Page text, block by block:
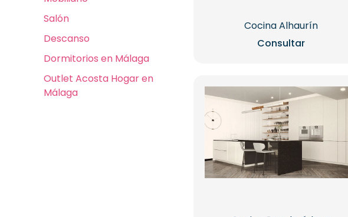
Salón
Descanso
Dormitorios en Málaga
Outlet Acosta Hogar en
Málaga
Cocina Alhaurín
Consultar